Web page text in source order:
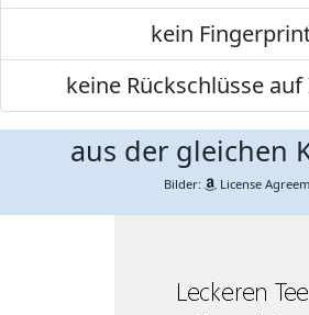
kein
keine Rückschlüsse
aus der gleichen
Bilder: License